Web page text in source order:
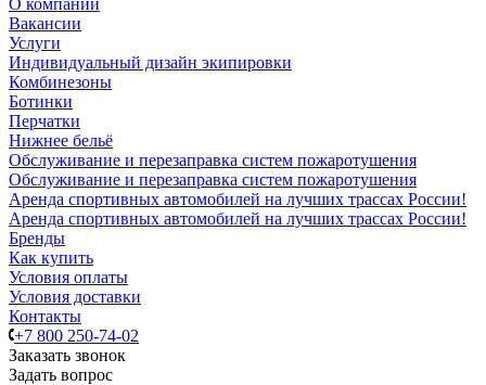
О компании
Вакансии
Услуги
Индивидуальный дизайн экипировки
Комбинезоны
Ботинки
Перчатки
Нижнее бельё
Обслуживание и перезаправка систем пожаротушения
Обслуживание и перезаправка систем пожаротушения
Аренда спортивных автомобилей на лучших трассах России!
Аренда спортивных автомобилей на лучших трассах России!
Бренды
Как купить
Условия оплаты
Условия доставки
Контакты
+7 800 250-74-02
Заказать звонок
Задать вопрос